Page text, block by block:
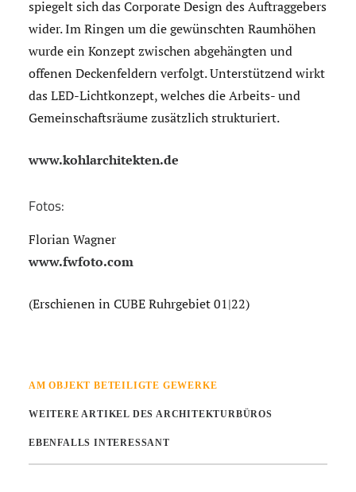
spiegelt sich das Corporate Design des Auftraggebers
wider. Im Ringen um die gewünschten Raumhöhen
wurde ein Konzept zwischen abgehängten und
offenen Deckenfeldern verfolgt. Unterstützend wirkt
das LED-Lichtkonzept, welches die Arbeits- und
Gemeinschaftsräume zusätzlich strukturiert.
www.kohlarchitekten.de
Fotos:
Florian Wagner
www.fwfoto.com
(Erschienen in CUBE Ruhrgebiet 01|22)
AM OBJEKT BETEILIGTE GEWERKE
WEITERE ARTIKEL DES ARCHITEKTURBÜROS
EBENFALLS INTERESSANT